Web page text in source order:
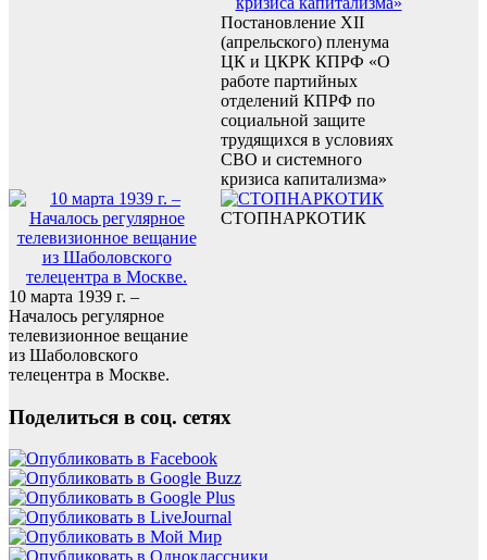
Постановление XII
(апрельского) пленума
ЦК и ЦКРК КПРФ «О
работе партийных
отделений КПРФ по
социальной защите
трудящихся в условиях
СВО и системного
кризиса капитализма»
10 марта 1939 г. –
Началось регулярное
телевизионное вещание
из Шаболовского
телецентра в Москве.
СТОПНАРКОТИК
Поделиться в соц. сетях